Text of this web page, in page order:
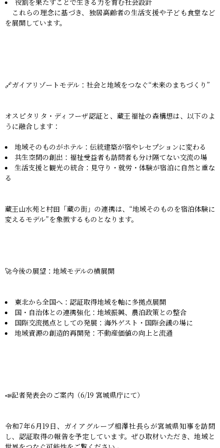
これらの理念に基づき、独居高齢者の生活支援や子ども食堂など
を展開しています。
🔗ガイアリゾートモデル：社会と地域をつなぐ“未来のまちづくり”
オスピタリタ・ディフーザ認証と、蔵王福祉の森構想は、以下のよ
うに融合します：
地域そのものがホテル：伝統建築が宿やレセプションに変わる
共生空間の創出：福祉受益者も訪問者も分け隔てない交流の場
生活支援と観光の統合：見守り・就労・体験が宿泊に自然と重な
る
蔵王山水苑と村田「蔵の街」の連携は、“地域そのものを宿泊体験に
変えるモデル”を象徴するものとなります。
🚀今後の展望：地域モデルの横展開
東北から全国へ：認証取得地域を軸に多拠点展開
国・自治体との連携強化：地域振興、農泊政策との整合
国際交流拠点としての発展：海外ゲスト・国際会議の場に
地域資源の創造的再開発：不動産価値の向上と流通
📣記者発表会のご案内（6/19 宮城県庁にて）
令和7年6月19日、ガイアグループ相澤社長らが宮城県知事を訪問
し、認証取得の報告を予定しています。ぜひ取材いただき、地域と